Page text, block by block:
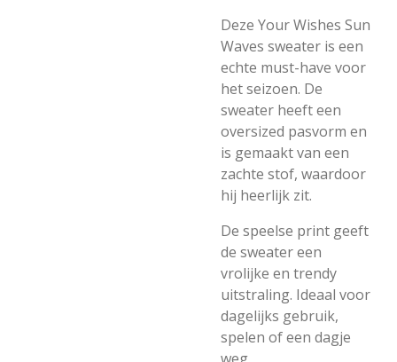
Deze YourWishes Sun
Waves sweater is een
echte must-have voor
hetseizoen. De
sweater heefteen
oversized pasvorm en
is gemaaktvan een
zachte stof, waardoor
hij heerlijk zit.
De speelse print geeft
de sweatereen
vrolijke en trendy
uitstraling. Ideaal voor
dagelijks gebruik,
spelen ofeen dagje